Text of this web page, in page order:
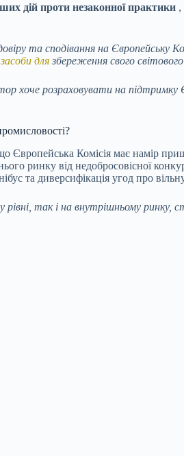
дій проти незаконної практики ,
та сподівання на Європейську
засоби для збереження свого
хоче розраховувати на підтримку
Європейська Комісія має намір
ринку від недобросовісної
та диверсифікація угод про
рівні, так і на внутрішньому